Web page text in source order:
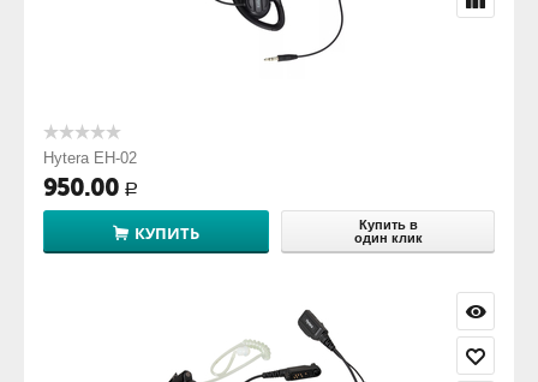
Hytera EH-02
950.00 Р
КУПИТЬ
Купить в
один клик